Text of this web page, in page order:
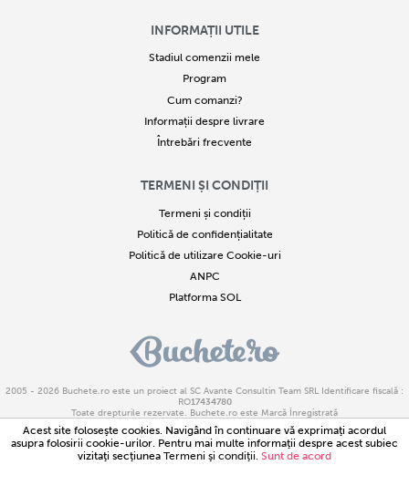
INFORMAȚII UTILE
Stadiul comenzii mele
Program
Cum comanzi?
Informații despre livrare
Întrebări frecvente
TERMENI ȘI CONDIȚII
Termeni și condiții
Politică de confidențialitate
Politică de utilizare Cookie-uri
ANPC
Platforma SOL
2005 - 2026 Buchete.ro este un proiect al SC Avante Consultin Team SRL Identificare fiscală :
RO17434780
Toate drepturile rezervate. Buchete.ro este Marcă Înregistrată
Copierea parțială sau integrală a textelor sau imaginilor este strict interzisă. Încălcarea acestor
drepturi reprezintă infracțiune
Buchete.ro este marca inregistrata cu numarul M 2015 07200.
Acest site foloseşte cookies. Navigând în continuare vă exprimaţi acordul
asupra folosirii cookie-urilor. Pentru mai multe informaţii despre acest subiec
vizitaţi secţiunea Termeni şi condiţii. Sunt de acord